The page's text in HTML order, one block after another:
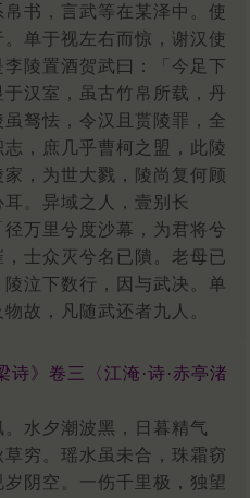
书，言武等在某泽中。使
单于视左右而惊，谢汉使
陵置酒贺武曰：「今足下
汉室，虽古竹帛所载，丹
驽怯，令汉且贳陵罪，全
，庶几乎曹柯之盟，此陵
，为世大戮，陵尚复何顾
。异域之人，壹别长
万里兮度沙幕，为君将兮
士众灭兮名已隤。老母已
泣下数行，因与武决。单
故，凡随武还者九人。
诗》卷三〈江淹·诗·赤亭渚
水夕潮波黑，日暮精气
穷。瑶水虽未合，珠霜窃
阴空。一伤千里极，独望